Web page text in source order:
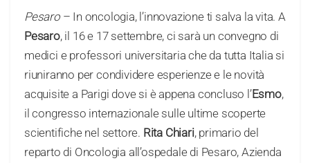
Pesaro– In oncologia, l’innovazione ti salva la vita. A
Pesaro, il 16 e 17 settembre, ci sarà un convegno di
medici e professori universitaria che da tutta Italia si
riuniranno per condividere esperienze e le novità
acquisite a Parigi dove si è appena concluso l’Esmo,
il congresso internazionale sulle ultime scoperte
scientifiche nel settore. Rita Chiari, primario del
reparto di Oncologia all’ospedale di Pesaro, Azienda